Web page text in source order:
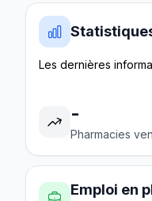
Les dernières
-
Pharmacies
Emploi en